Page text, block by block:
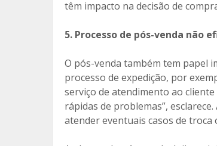
têm impacto na decisão de
5. Processo de pós-venda não
O pós-venda também tem papel
processo de expedição, por
serviço de atendimento ao
rápidas de problemas”,
atender eventuais casos de troca